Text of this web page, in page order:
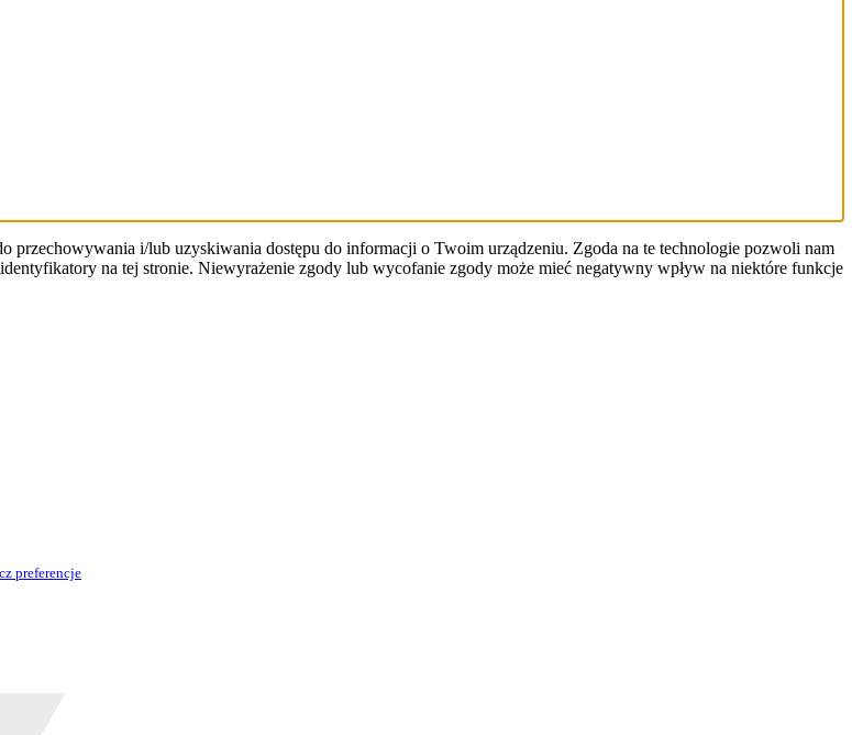
i/lub uzyskiwania dostępu do informacji o Twoim urządzeniu. Zgoda na te technologie pozwoli nam
na tej stronie. Niewyrażenie zgody lub wycofanie zgody może mieć negatywny wpływ na niektóre funkcje
preferencje